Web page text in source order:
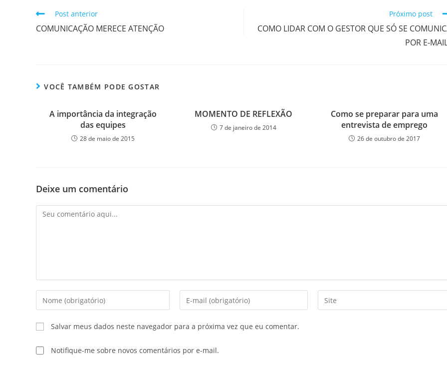
Post anterior
COMUNICAÇÃO MERECE ATENÇÃO
Próximo post
COMO LIDAR COM O GESTOR QUE SÓ SE
POR E-
VOCÊ TAMBÉM PODE GOSTAR
A importância da integração
das equipes
28 de maio de 2015
MOMENTO DE REFLEXÃO
7 de janeiro de 2014
Como se preparar para uma
entrevista de emprego
26 de outubro de 2017
Deixe um comentário
Salvar meus dados neste navegador para a próxima vez que eu comentar.
Notifique-me sobre novos comentários por e-mail.